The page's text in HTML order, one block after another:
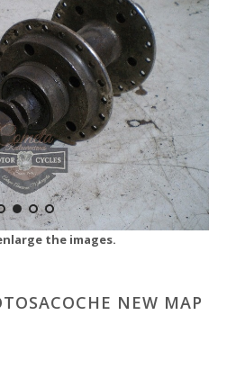
the images.
NEW MAP